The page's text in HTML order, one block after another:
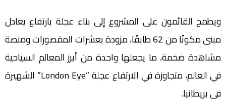
ويطمح القائمون على المشروع إلى بناء عجلة بارتفاع يعادل
مبنى مكونًا من 62 طابقًا، مزودة بعشرات المقصورات ومنصة
مشاهدة ضخمة، ما يجعلها واحدة من أبرز المعالم السياحية
في العالم، متجاوزة في الارتفاع عجلة “London Eye” الشهيرة
في بريطانيا.